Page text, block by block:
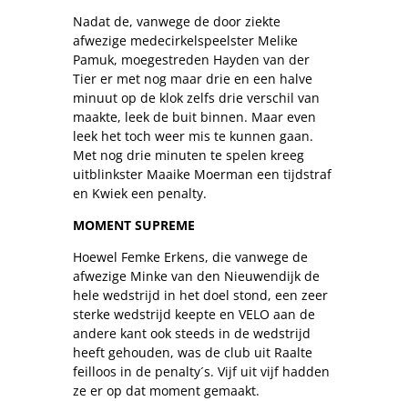
Nadat de, vanwege de door ziekte
afwezige medecirkelspeelster Melike
Pamuk, moegestreden Hayden van der
Tier er met nog maar drie en een halve
minuut op de klok zelfs drie verschil van
maakte, leek de buit binnen. Maar even
leek het toch weer mis te kunnen gaan.
Met nog drie minuten te spelen kreeg
uitblinkster Maaike Moerman een tijdstraf
en Kwiek een penalty.
MOMENT SUPREME
Hoewel Femke Erkens, die vanwege de
afwezige Minke van den Nieuwendijk de
hele wedstrijd in het doel stond, een zeer
sterke wedstrijd keepte en VELO aan de
andere kant ook steeds in de wedstrijd
heeft gehouden, was de club uit Raalte
feilloos in de penalty´s. Vijf uit vijf hadden
ze er op dat moment gemaakt.